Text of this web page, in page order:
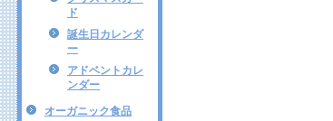
ド
誕生日カレンダ
ー
アドベントカレ
ンダー
オーガニック食品